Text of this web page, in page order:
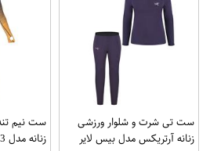
ست تی شرت و شلوار ورزشی
زنانه آرتریکس مدل بیس لایر
ست نیم
زنانه مدل 103